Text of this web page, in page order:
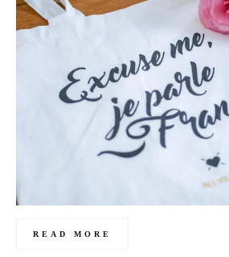
READ MORE